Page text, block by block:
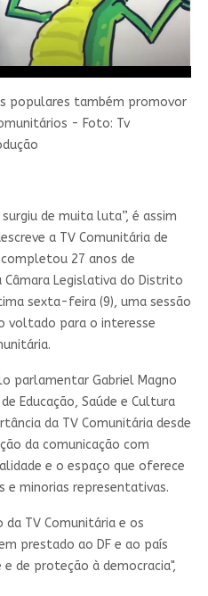
populares também promovor
- Foto: Tv
de muita luta”, é assim
a TV Comunitária de
completou 27 anos de
Câmara Legislativa do Distrito
sexta-feira (9), uma sessão
voltado para o interesse
parlamentar Gabriel Magno
Educação, Saúde e Cultura
da TV Comunitária desde
da comunicação com
e o espaço que oferece
e minorias representativas.
da TV Comunitária e os
prestado ao DF e ao país
de proteção à democracia",